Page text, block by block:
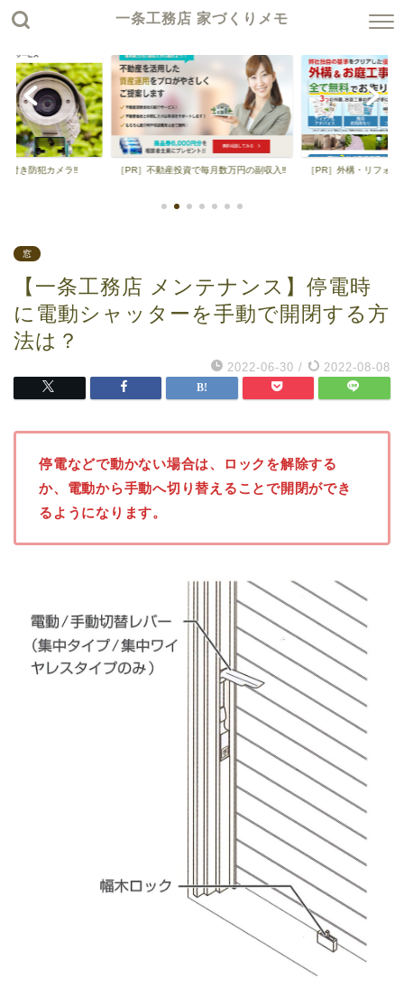
一条工務店 家づくりメモ
付き防犯カメラ‼ ［PR］不動産投資で毎月数万円の副収入‼ ［PR］外構・リフォ
窓
【一条工務店 メンテナンス】停電時
に電動シャッターを手動で開閉する方
法は？
2022-06-30 / 2022-08-08
停電などで動かない場合は、ロックを解除する
か、電動から手動へ切り替えることで開閉ができ
るようになります。